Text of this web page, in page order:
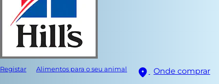
Registar Alimentos para o seu animal Onde comprar